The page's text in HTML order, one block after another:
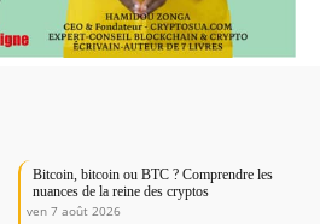
Bitcoin, bitcoin ou BTC ? Comprendre les
nuances de la reine des cryptos
ven 7 août 2026